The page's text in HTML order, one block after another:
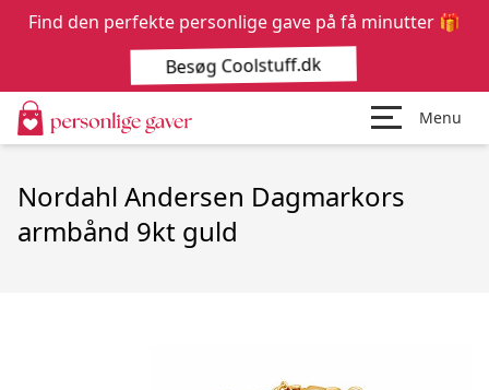
Menu
Nordahl Andersen Dagmarkors
armbånd 9kt guld
Find den perfekte personlige gave på få minutter 🎁
Besøg Coolstuff.dk